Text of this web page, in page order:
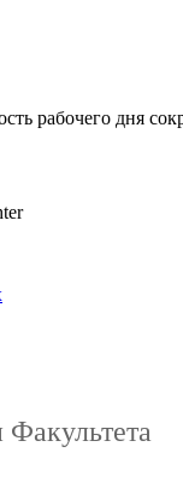
рабочего дня